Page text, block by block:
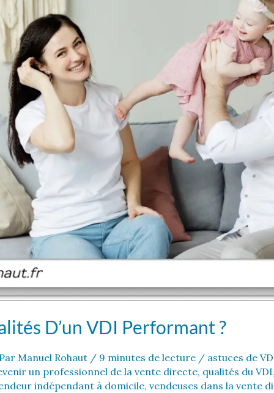
D’un VDI Performant ?
Manuel Rohaut / 9 minutes de lecture/ astuces de
un professionnel de la vente directe, qualités du VDI
indépendant à domicile, vendeuses dans la vente